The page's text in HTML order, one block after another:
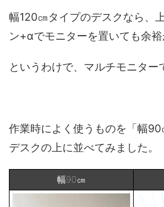
幅120㎝タイプのデスクなら、
ン+αでモニターを置いても余裕
というわけで、マルチモニター
作業時によく使うものを「幅
デスクの上に並べてみました。
幅90㎝